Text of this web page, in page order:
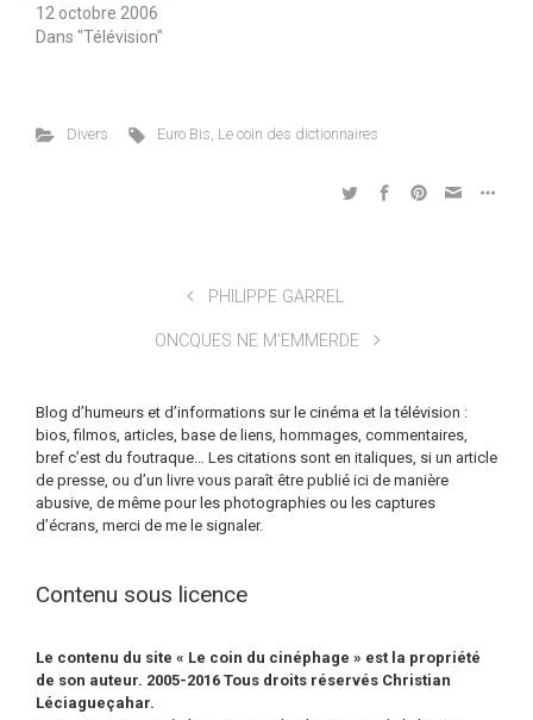
12 octobre 2006
Dans "Télévision"
Divers Euro Bis, Le coin des dictionnaires
PHILIPPE GARREL
ONCQUES NE M’EMMERDE
Blog d’humeurs et d’informations sur le cinéma et la télévision :
bios, filmos, articles, base de liens, hommages, commentaires,
bref c’est du foutraque… Les citations sont en italiques, si un article
de presse, ou d’un livre vous paraît être publié ici de manière
abusive, de même pour les photographies ou les captures
d’écrans, merci de me le signaler.
Contenu sous licence
Le contenu du site « Le coin du cinéphage » est la propriété
de son auteur. 2005-2016 Tous droits réservés Christian
Léciagueçahar.